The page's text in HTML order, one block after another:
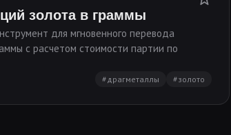
золота в граммы
для мгновенного перевода
с расчетом стоимости партии по
#драгметаллы #золото